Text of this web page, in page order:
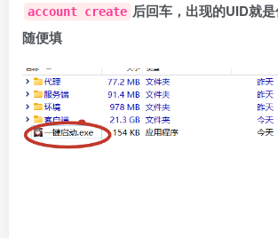
account create 后回车，出现的UID就
随便填